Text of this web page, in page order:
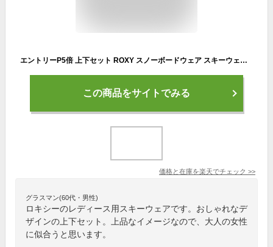
エントリーP5倍 上下セット ROXY スノーボードウェア スキーウェア レディース パンツ ジャケット ボード ウェア スノボ ウェア スノボー ウェア スノー ウェア ウエア おしゃれ かわいい 上 下 スノーボード スキー ロキシー RXS-E SET GRJTJ03006 JETTY SOLID NP 《LDY》
この商品をサイトでみる
価格と在庫を楽天でチェック >>
グラスマン(60代・男性)
ロキシーのレディース用スキーウェアです。おしゃれなデ
ザインの上下セット。上品なイメージなので、大人の女性
に似合うと思います。